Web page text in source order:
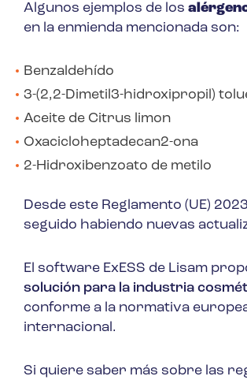
Algunos ejemplos de los
en la enmienda mencionada son:
Benzaldehído
3-(2,2-Dimetil3-hidroxipropil)
Aceite de Citrus limon
Oxacicloheptadecan2-ona
2-Hidroxibenzoato de metilo
Desde este Reglamento (UE)
seguido habiendo nuevas
El software ExESS de Lisam
solución para la industria
conforme a la normativa
internacional.
Si quiere saber más sobre las